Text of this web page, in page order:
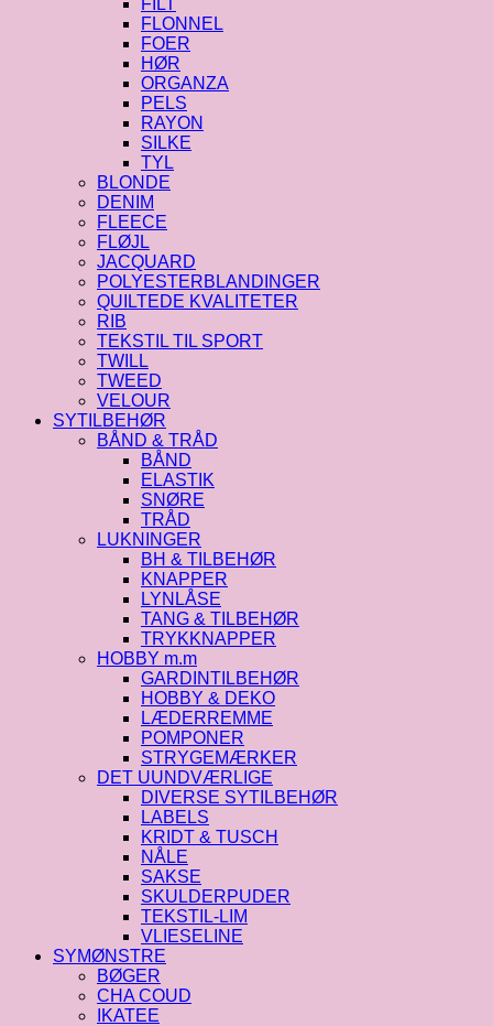
FILT
FLONNEL
FOER
HØR
ORGANZA
PELS
RAYON
SILKE
TYL
BLONDE
DENIM
FLEECE
FLØJL
JACQUARD
POLYESTERBLANDINGER
QUILTEDE KVALITETER
RIB
TEKSTIL TIL SPORT
TWILL
TWEED
VELOUR
SYTILBEHØR
BÅND & TRÅD
BÅND
ELASTIK
SNØRE
TRÅD
LUKNINGER
BH & TILBEHØR
KNAPPER
LYNLÅSE
TANG & TILBEHØR
TRYKKNAPPER
HOBBY m.m
GARDINTILBEHØR
HOBBY & DEKO
LÆDERREMME
POMPONER
STRYGEMÆRKER
DET UUNDVÆRLIGE
DIVERSE SYTILBEHØR
LABELS
KRIDT & TUSCH
NÅLE
SAKSE
SKULDERPUDER
TEKSTIL-LIM
VLIESELINE
SYMØNSTRE
BØGER
CHA COUD
IKATEE